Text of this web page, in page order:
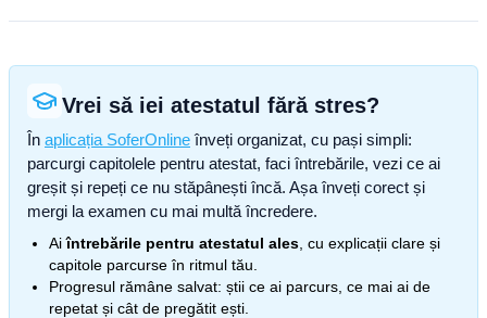
Vrei să iei atestatul fără stres?
În aplicația SoferOnline înveți organizat, cu pași simpli:
parcurgi capitolele pentru atestat, faci întrebările, vezi ce ai
greșit și repeți ce nu stăpânești încă. Așa înveți corect și
mergi la examen cu mai multă încredere.
Aiîntrebările pentru atestatul ales , cu explicații clare și
capitole parcurse în ritmul tău.
Progresul rămâne salvat: știi ce ai parcurs, ce mai ai de
repetat și cât de pregătit ești.